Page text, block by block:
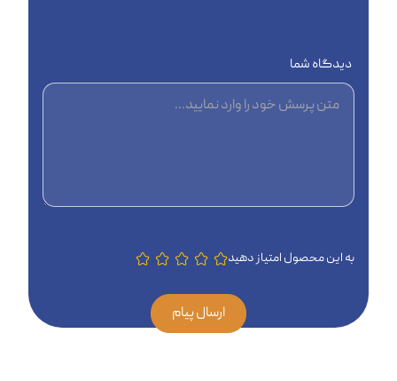
دیدگاه شما
به این محصول امتیاز دهید
ارسال پیام